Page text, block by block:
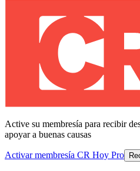
Active su membresía para recibir
apoyar a buenas causas
Activar membresía CR Hoy Pro